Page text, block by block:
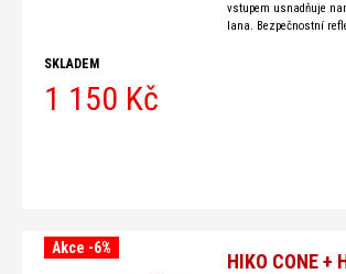
vstupem usnadňuje
lana. Bezpečnostní
SKLADEM
1 150 Kč
HIKO CONE +
Akce -6%